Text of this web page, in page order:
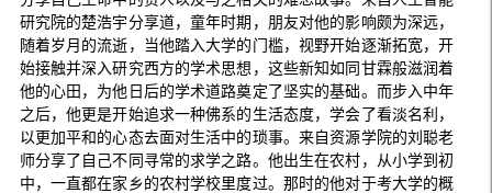
研究院的楚浩宇分享道，童年时期，朋友对他的影响颇为深远，
随着岁月的流逝，当他踏入大学的门槛，视野开始逐渐拓宽，开
始接触并深入研究西方的学术思想，这些新知如同甘霖般滋润着
他的心田，为他日后的学术道路奠定了坚实的基础。而步入中年
之后，他更是开始追求一种佛系的生活态度，学会了看淡名利，
以更加平和的心态去面对生活中的琐事。来自资源学院的刘聪老
师分享了自己不同寻常的求学之路。他出生在农村，从小学到初
中，一直都在家乡的农村学校里度过。那时的他对于考大学的概